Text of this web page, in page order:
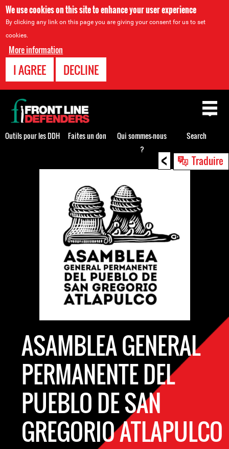
We use cookies on this site to enhance your user experience
By clicking any link on this page you are giving your consent for us to set
cookies.
More information
I AGREE DECLINE
< Traduire
ASAMBLEA GENERAL
PERMANENTE DEL
PUEBLO DE SAN
GREGORIO ATLAPULCO
Back
to
top
Outils pour les DDH Faites un don
Qui sommes-nous
?
Search